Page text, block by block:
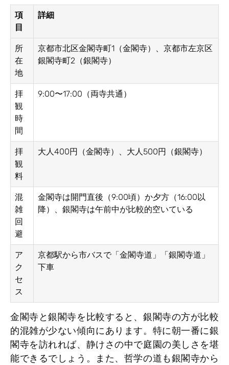
項
目
詳細
所
在
地
京都市北区金閣寺町1（金閣寺）、京都市左京区
銀閣寺町2（銀閣寺）
拝
観
時
間
9:00〜17:00（両寺共通）
拝
観
料
大人400円（金閣寺）、大人500円（銀閣寺）
混
雑
回
避
金閣寺は開門直後（9:00頃）か夕方（16:00以
降）、銀閣寺は午前中が比較的空いている
ア
ク
セ
ス
京都駅から市バスで「金閣寺道」「銀閣寺道」
下車
金閣寺と銀閣寺を比較すると、銀閣寺の方が比較
的混雑が少ない傾向にあります。特に朝一番に銀
閣寺を訪れれば、静けさの中で庭園の美しさを堪
能できるでしょう。また、哲学の道も銀閣寺から